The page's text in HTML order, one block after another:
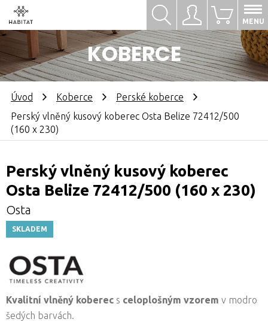
Přihlásit se
KOBERCE
0
MENU
Hledat
Úvod Koberce
Perské koberce
Perský vlněný kusový koberec Osta Belize 72412/500
(160 x 230)
Perský vlněný kusový koberec
Osta Belize 72412/500 (160 x 230)
Osta
SKLADEM
Kvalitní vlněný koberec s celoplošným vzorem v modro
šedých barvách.